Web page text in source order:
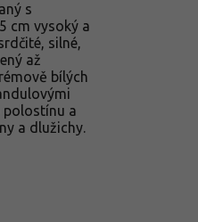
s
cm vysoký a
silné,
až
bílých
polostínu a
a dlužichy.